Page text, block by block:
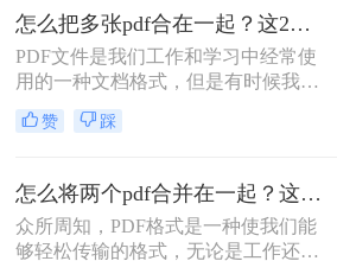
合，所以对一些需要合并的PDF文件
进行操作，这样可以使我们的工作更
有秩序吗？不过，许多小伙伴还不知
道怎样将pdf合并，那么下面小编就谈
谈如何快速实现PDF合并？
怎么把多张pdf合在一起？这2个方法非常简单！请低调使用
PDF文件是我们工作和学习中经常使
用的一种文档格式，但是有时候我们
需要将多个PDF文件合并成一个文
件。这样一来就更方便管理和编辑，
简化了工作流程，提高工作效率，可
以同时发送多个文件给同事或者领
导。你知不知道怎么把多张pdf合在一
起呢？跟着小编一起往下看看吧~
赞 踩
怎么将两个pdf合并在一起？这两个方法包你轻松解决
众所周知，PDF格式是一种使我们能
够轻松传输的格式，无论是工作还是